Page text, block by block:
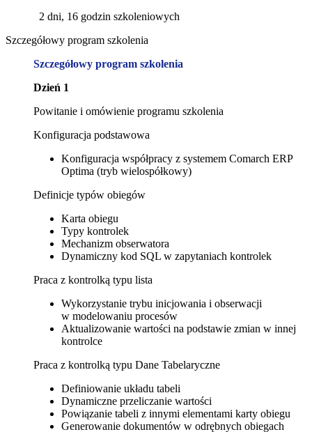
2 dni, 16 godzin szkoleniowych
Szczegółowy program szkolenia
Szczegółowy program szkolenia
Dzień 1
Powitanie i omówienie programu szkolenia
Konfiguracja podstawowa
Konfiguracja współpracy z systemem Comarch ERP
Optima (tryb wielospółkowy)
Definicje typów obiegów
Karta obiegu
Typy kontrolek
Mechanizm obserwatora
Dynamiczny kod SQL w zapytaniach kontrolek
Praca z kontrolką typu lista
Wykorzystanie trybu inicjowania i obserwacji
w modelowaniu procesów
Aktualizowanie wartości na podstawie zmian w innej
kontrolce
Praca z kontrolką typu Dane Tabelaryczne
Definiowanie układu tabeli
Dynamiczne przeliczanie wartości
Powiązanie tabeli z innymi elementami karty obiegu
Generowanie dokumentów w odrębnych obiegach